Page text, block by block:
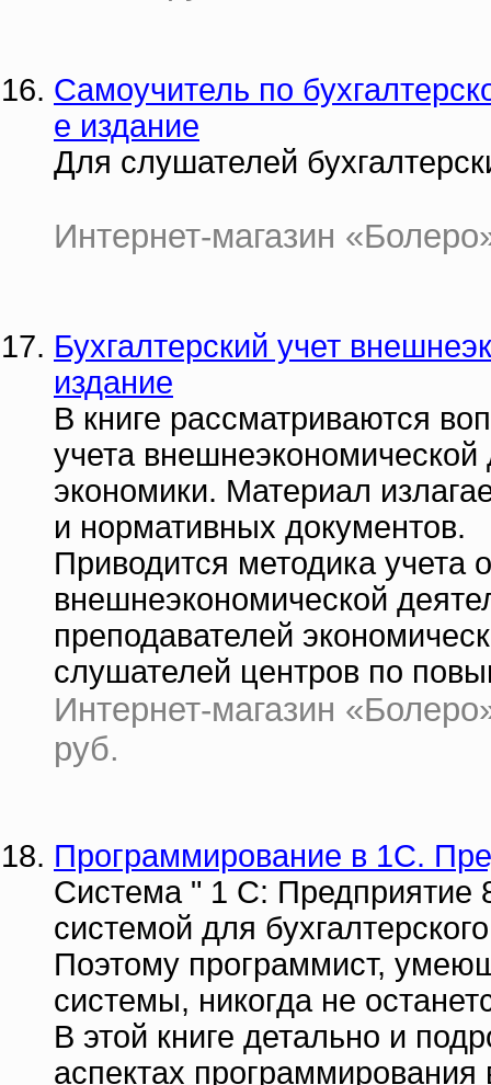
Самоучитель по
е издание
Для слушателей
Интернет-магазин
Бухгалтерский учет
издание
В книге рассматриваются
учета
экономики. Материал
и нормативных документов.
Приводится методика учета
внешнеэкономической
преподавателей
слушателей центров по
Интернет-магазин
руб.
Программирование в 1C.
Система " 1 С: Предприятие
системой для
Поэтому программист,
системы, никогда не
В этой книге детально и
аспектах